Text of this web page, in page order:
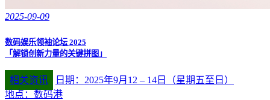
2025-09-09
数码娱乐领袖论坛 2025
「解锁创新力量的关键拼图」
相关资讯
日期：2025年9月12 – 14日（星期五至日）
地点：数码港